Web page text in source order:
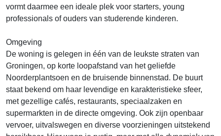
vormt daarmee een ideale plek voor starters, young
professionals of ouders van studerende kinderen.
Omgeving
De woning is gelegen in één van de leukste straten van
Groningen, op korte loopafstand van het geliefde
Noorderplantsoen en de bruisende binnenstad. De buurt
staat bekend om haar levendige en karakteristieke sfeer,
met gezellige cafés, restaurants, speciaalzaken en
supermarkten in de directe omgeving. Ook zijn openbaar
vervoer, uitvalswegen en diverse voorzieningen uitstekend